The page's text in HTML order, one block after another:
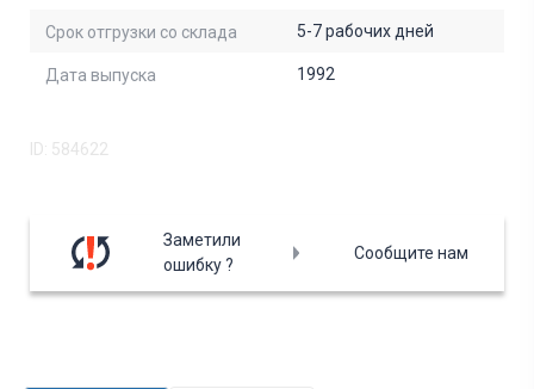
Срок отгрузки со склада 5-7 рабочих дней
Дата выпуска 1992
ID: 584622
Заметили
ошибку ?
Сообщите нам